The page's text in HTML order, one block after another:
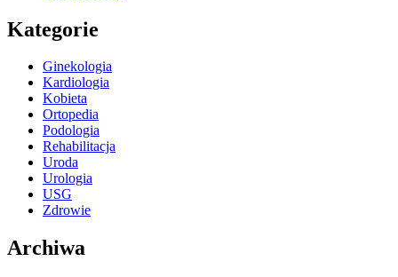
Kategorie
Ginekologia
Kardiologia
Kobieta
Ortopedia
Podologia
Rehabilitacja
Uroda
Urologia
USG
Zdrowie
Archiwa